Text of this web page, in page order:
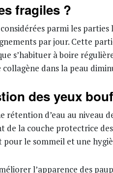
fragiles ?
parmi les
par jour. Cette
s’habituer à boire
dans la peau
des yeux
rétention d’eau au niveau
la couche protectrice des
le sommeil et une
l’apparence des